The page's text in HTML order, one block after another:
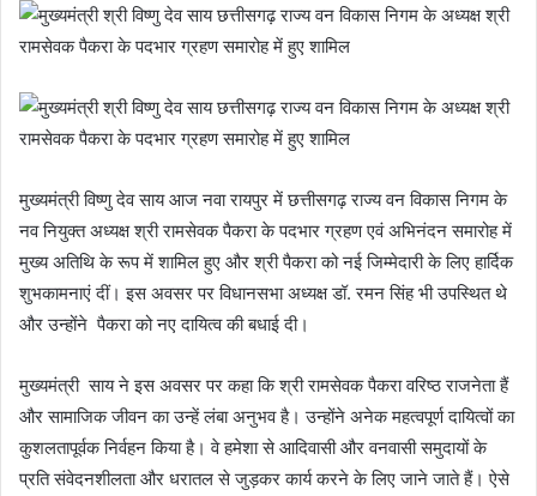
मुख्यमंत्री विष्णु देव साय आज नवा रायपुर में छत्तीसगढ़ राज्य वन विकास निगम के
नव नियुक्त अध्यक्ष श्री रामसेवक पैकरा के पदभार ग्रहण एवं अभिनंदन समारोह में
मुख्य अतिथि के रूप में शामिल हुए और श्री पैकरा को नई जिम्मेदारी के लिए हार्दिक
शुभकामनाएं दीं। इस अवसर पर विधानसभा अध्यक्ष डॉ. रमन सिंह भी उपस्थित थे
और उन्होंने पैकरा को नए दायित्व की बधाई दी।
मुख्यमंत्री साय ने इस अवसर पर कहा कि श्री रामसेवक पैकरा वरिष्ठ राजनेता हैं
और सामाजिक जीवन का उन्हें लंबा अनुभव है। उन्होंने अनेक महत्वपूर्ण दायित्वों का
कुशलतापूर्वक निर्वहन किया है। वे हमेशा से आदिवासी और वनवासी समुदायों के
प्रति संवेदनशीलता और धरातल से जुड़कर कार्य करने के लिए जाने जाते हैं। ऐसे